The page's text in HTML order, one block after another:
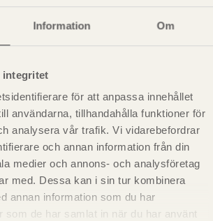
Information Om
integritet
för att anpassa innehållet
användarna, tillhandahålla funktioner för
analysera vår trafik. Vi vidarebefordrar
och annan information från din
medier och annons- och analysföretag
med. Dessa kan i sin tur kombinera
annan information som du har
som de har samlat in när du har använt
Svenskt Träs